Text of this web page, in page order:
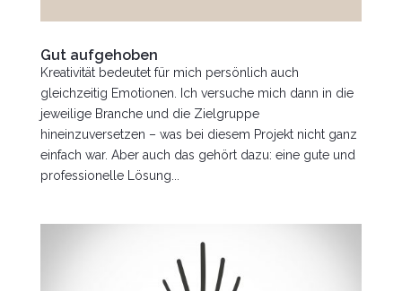
Gut aufgehoben
Kreativität bedeutet für mich persönlich auch
gleichzeitig Emotionen. Ich versuche mich dann in die
jeweilige Branche und die Zielgruppe
hineinzuversetzen – was bei diesem Projekt nicht ganz
einfach war. Aber auch das gehört dazu: eine gute und
professionelle Lösung...